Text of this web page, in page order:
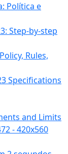
Política e
Step-by-step
Rules,
Specifications
and Limits
- 420x560